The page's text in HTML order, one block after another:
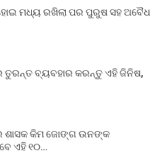
ମଧ୍ୟ ରଖିଲା ପର ପୁରୁଷ ସହ ଅବୈଧ
ତୁରନ୍ତ ବ୍ୟବହାର କରନ୍ତୁ ଏହି ଜିନିଷ,
କିମ ଜୋଙ୍ଗ ଉନଙ୍କ
ଏହି ୧୦…